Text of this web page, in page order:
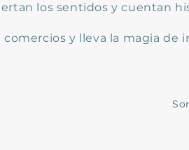
los sentidos y cuentan
y lleva la magia de